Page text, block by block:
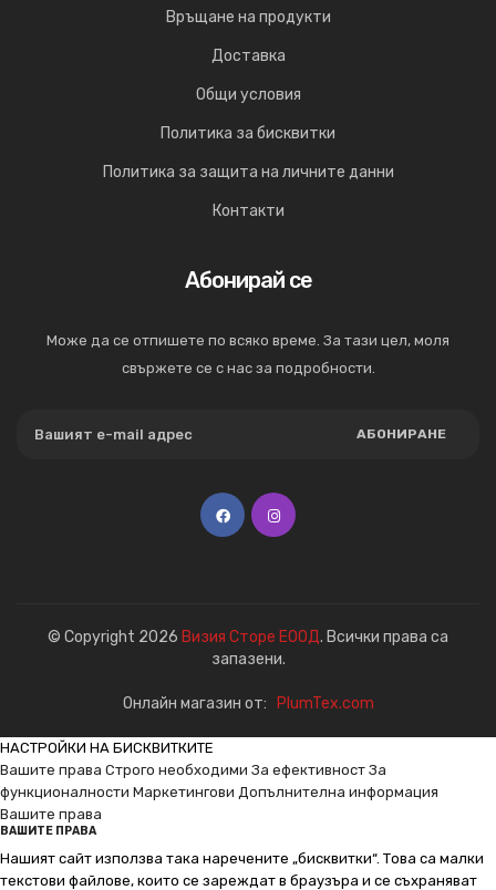
Връщане на продукти
Доставка
Общи условия
Политика за бисквитки
Политика за защита на личните данни
Контакти
Абонирай се
Може да се отпишете по всяко време. За тази цел, моля
свържете се с нас за подробности.
АБОНИРАНЕ
© Copyright 2026 Визия Сторе ЕООД. Всички права са
запазени.
Онлайн магазин от: PlumTex.com
НАСТРОЙКИ НА БИСКВИТКИТЕ
Вашите права Строго необходими За ефективност За
функционалности Маркетингови Допълнителна информация
Вашите права
ВАШИТЕ ПРАВА
Нашият сайт използва така наречените „бисквитки“. Това са малки
текстови файлове, които се зареждат в браузъра и се съхраняват